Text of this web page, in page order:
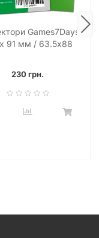
Games7Days
91 мм / 63.5x88
230 грн.